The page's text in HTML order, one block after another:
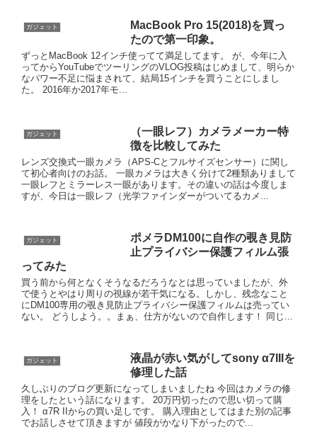
ガジェット
MacBook Pro 15(2018)を買っ
たので第一印象。
ずっとMacBook 12インチ使ってて満足してます。 が、今年に入
ってからYouTubeでツーリングのVLOG投稿はじめまして、明らか
なパワー不足に悩まされて、結局15インチを買うことにしまし
た。 2016年か2017年モ...
ガジェット
（一眼レフ）カメラメーカー特
徴を比較してみた
レンズ交換式一眼カメラ（APS-Cとフルサイズセンサー）に関し
て初心者向けのお話。 一眼カメラは大きく分けて2種類ありまして
一眼レフとミラーレス一眼があります。その違いの話は今度しま
すが、今日は一眼レフ（光学ファインダーがついてるカメ...
ガジェット
ポメラDM100に自作の覗き見防
止プライバシー保護フィルム張
ってみた
買う前から何となくそうなるだろうなとは思っていましたが、外
で使うとやはり周りの視線が若干気になる。しかし、残念なこと
にDM100専用の覗き見防止プライバシー保護フィルムは売ってい
ない。 どうしよう。。まぁ、仕方がないので自作します！ 同じ...
ガジェット
液晶が赤い気がしてsony α7IIIを
修理した話
久しぶりのブログ更新になってしまいましたね 今回はカメラの修
理をしたという話になります。 20万円切ったので思い切って購
入！ α7R IIからの買い足しです。 購入理由としてはまた別の記事
でお話しさせて頂きますが 値段がかなり下がったので...